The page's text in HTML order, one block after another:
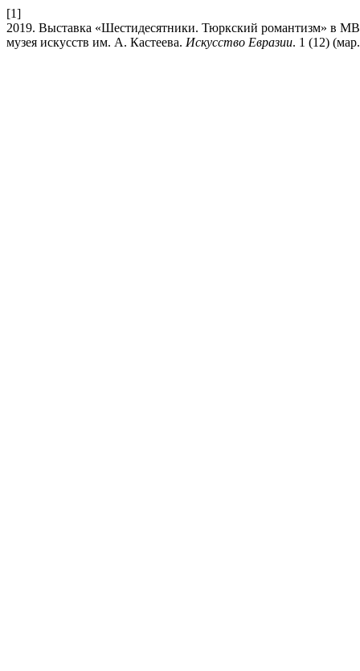
[1]
2019. Выставка «Шестидесятники. Тюркский романтизм» в
музея искусств им. А. Кастеева. Искусство Евразии. 1 (12)